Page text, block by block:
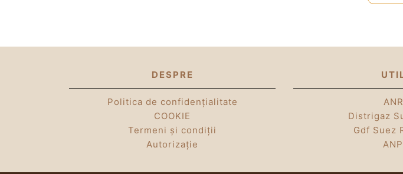
DESPRE
Politica de confidențialitate
COOKIE
Termeni și condiții
Autorizație
Distrigaz
Gdf Suez